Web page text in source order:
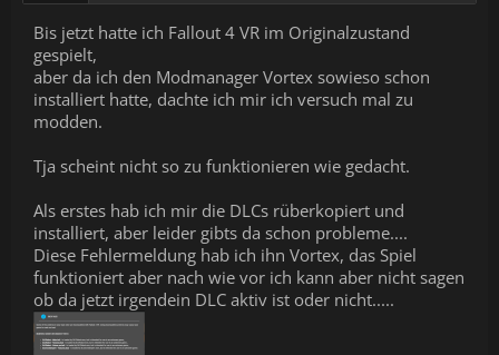
Bis jetzt hatte ich Fallout 4 VR im Originalzustand
gespielt,
aber da ich den Modmanager Vortex sowieso schon
installiert hatte, dachte ich mir ich versuch mal zu
modden.
Tja scheint nicht so zu funktionieren wie gedacht.
Als erstes hab ich mir die DLCs rüberkopiert und
installiert, aber leider gibts da schon probleme....
Diese Fehlermeldung hab ich ihn Vortex, das Spiel
funktioniert aber nach wie vor ich kann aber nicht sagen
ob da jetzt irgendein DLC aktiv ist oder nicht.....